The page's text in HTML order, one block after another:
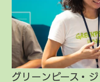
グリーンピース・